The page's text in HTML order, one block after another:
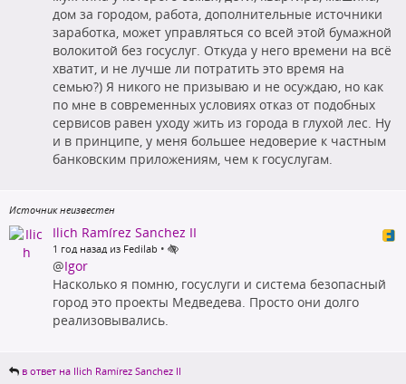
дом за городом, работа, дополнительные источники
заработка, может управляться со всей этой бумажной
волокитой без госуслуг. Откуда у него времени на всё
хватит, и не лучше ли потратить это время на
семью?) Я никого не призываю и не осуждаю, но как
по мне в современных условиях отказ от подобных
сервисов равен уходу жить из города в глухой лес. Ну
и в принципе, у меня большее недоверие к частным
банковским приложениям, чем к госуслугам.
Источник неизвестен
Ilich Ramírez Sanchez II
1 год назад из Fedilab •
@Igor
Насколько я помню, госуслуги и система безопасный
город это проекты Медведева. Просто они долго
реализовывались.
в ответ на Ilich Ramírez Sanchez II